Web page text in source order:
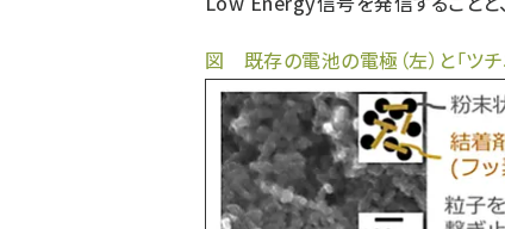
図 既存の電池の電極（左）と「ツ